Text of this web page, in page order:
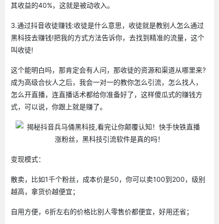
其收益的40%，这就是被动收入。
3.通过抖音收徒赚钱:收徒是什么意思，收徒就是教别人怎么通过
黑科技去赚钱!把我的方式方法告诉你，去找到精准的流量，这个
叫收徒!
这个能明白吗，那肯定会有人问，那收徒的资源和渠道从哪里来?
成为高级合伙人之后，我会一对一的教你怎么引流，怎么找人，
怎么开直播，连直播话术都给你准备好了，这样傻瓜式的赚钱方
式，可以说，你跟上就是赚了。
变现模式：
散卖，比如1千个粉丝，成本价是50，你可以卖100到200，级别
越高，拿货价越便宜；
自用方便，6折左右的价格比别人零售价都便宜，好用还省；